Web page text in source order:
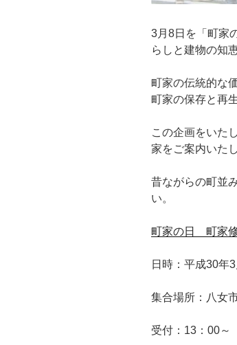
3月8日を「町家
らしと建物の知
町家の伝統的な
町家の保存と再
この企画をいた
家をご案内いた
昔ながらの町並
い。
町家の日 町家
日時：平成30年
集合場所：八女
受付：13：00～